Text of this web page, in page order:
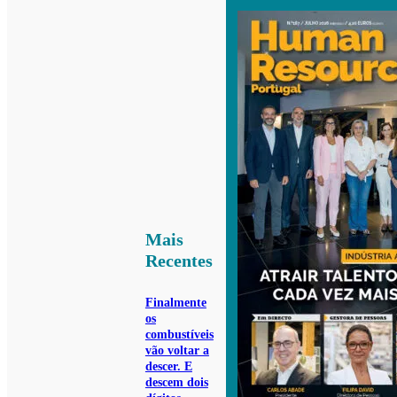
Mais
Recentes
Finalmente
os
combustíveis
vão voltar a
descer. E
descem dois